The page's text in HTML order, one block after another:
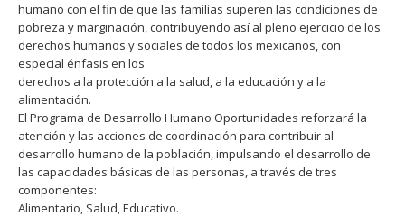
humano con el fin de que las familias superen las condiciones de
pobreza y marginación, contribuyendo así al pleno ejercicio de los
derechos humanos y sociales de todos los mexicanos, con
especial énfasis en los
derechos a la protección a la salud, a la educación y a la
alimentación.
El Programa de Desarrollo Humano Oportunidades reforzará la
atención y las acciones de coordinación para contribuir al
desarrollo humano de la población, impulsando el desarrollo de
las capacidades básicas de las personas, a través de tres
componentes:
Alimentario, Salud, Educativo.